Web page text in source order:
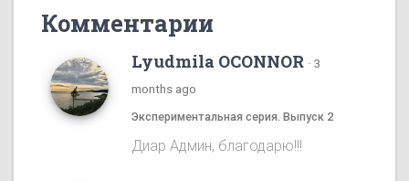
Комментарии
Lyudmila OCONNOR · 3
months ago
Экспериментальная серия. Выпуск 2
Диар Админ, благодарю!!!